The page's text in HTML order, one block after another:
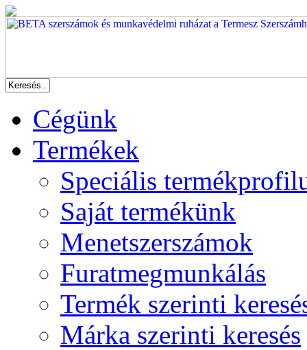
Cégünk
Termékek
Speciális
Saját termékünk
Menetszerszámok
Furatmegmunkálás
Termék szerinti
Márka szerinti keresés